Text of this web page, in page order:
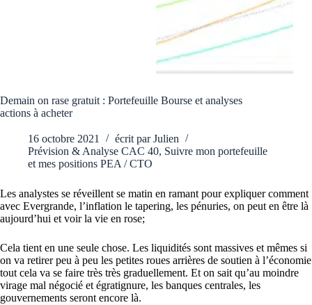
Demain on rase gratuit : Portefeuille Bourse et analyses
actions à acheter
16 octobre 2021 écrit par Julien
Prévision & Analyse CAC 40, Suivre mon portefeuille
et mes positions PEA / CTO
Les analystes se réveillent se matin en ramant pour expliquer comment
avec Evergrande, l’inflation le tapering, les pénuries, on peut en être là
aujourd’hui et voir la vie en rose;
Cela tient en une seule chose. Les liquidités sont massives et mêmes si
on va retirer peu à peu les petites roues arrières de soutien à l’économie
tout cela va se faire très très graduellement. Et on sait qu’au moindre
virage mal négocié et égratignure, les banques centrales, les
gouvernements seront encore là.